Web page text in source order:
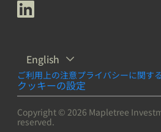
English
ご利用上の注意プライバシーに関す
クッキーの設定
Copyright © 2026 Mapletree
reserved.